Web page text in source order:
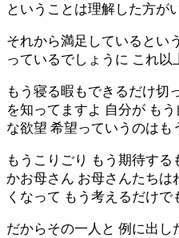
ということは理解した方が
それから満足しているとい
っているでしょうに これ
もう寝る暇もできるだけ切
を知ってますよ 自分が も
な欲望 希望っていうのは
もうこりごり もう期待す
かお母さん お母さんたち
くなって もう考えるだけ
だからその一人と 例に出